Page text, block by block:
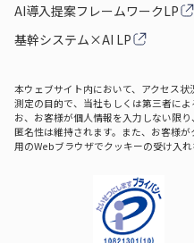
AI導入提案フレームワークLP
基幹システム×AI LP
本ウェブサイト内において、アクセス
測定の目的で、当社もしくは第三者に
お、お客様が個人情報を入力しない限
匿名性は維持されます。また、お客様
用のWebブラウザでクッキーの受け入